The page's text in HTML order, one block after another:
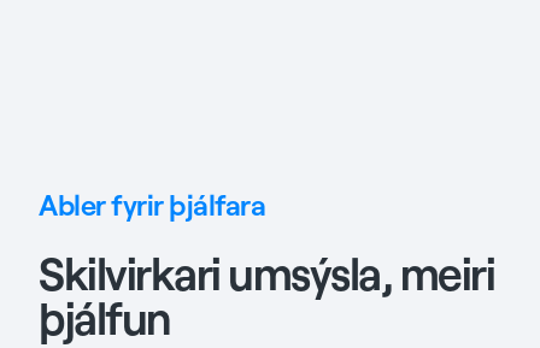
Abler fyrir þjálfara
Skilvirkari umsýsla, meiri
þjálfun